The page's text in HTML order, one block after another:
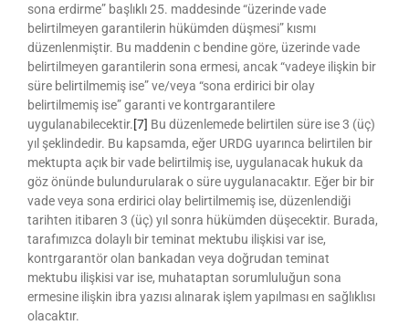
sona erdirme” başlıklı 25. maddesinde “üzerinde vade
belirtilmeyen garantilerin hükümden düşmesi” kısmı
düzenlenmiştir. Bu maddenin c bendine göre, üzerinde vade
belirtilmeyen garantilerin sona ermesi, ancak “vadeye ilişkin bir
süre belirtilmemiş ise” ve/veya “sona erdirici bir olay
belirtilmemiş ise” garanti ve kontrgarantilere
uygulanabilecektir.[7] Bu düzenlemede belirtilen süre ise 3 (üç)
yıl şeklindedir. Bu kapsamda, eğer URDG uyarınca belirtilen bir
mektupta açık bir vade belirtilmiş ise, uygulanacak hukuk da
göz önünde bulundurularak o süre uygulanacaktır. Eğer bir bir
vade veya sona erdirici olay belirtilmemiş ise, düzenlendiği
tarihten itibaren 3 (üç) yıl sonra hükümden düşecektir. Burada,
tarafımızca dolaylı bir teminat mektubu ilişkisi var ise,
kontrgarantör olan bankadan veya doğrudan teminat
mektubu ilişkisi var ise, muhataptan sorumluluğun sona
ermesine ilişkin ibra yazısı alınarak işlem yapılması en sağlıklısı
olacaktır.